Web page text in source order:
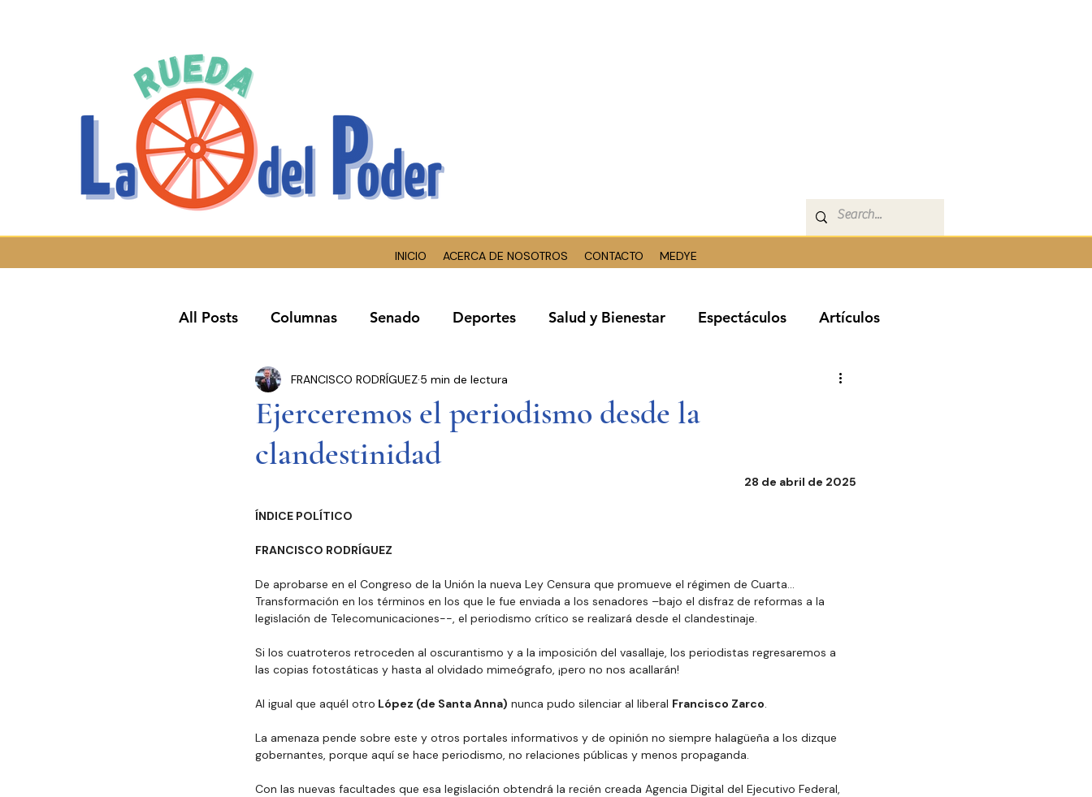
INICIO ACERCA DE NOSOTROS CONTACTO MEDYE
All Posts Columnas Senado Deportes Salud y Bienestar Espectáculos Artículos
Congreso Cdmx Presidencia Entrevistas
Seguridad Pública Ciudad de México
Estados y Municipios
Ejerceremos el periodismo desde la
clandestinidad
FRANCISCO RODRÍGUEZ 5 min de lectura
28 de abril de 2025
ÍNDICE POLÍTICO
FRANCISCO RODRÍGUEZ
De aprobarse en el Congreso de la Unión la nueva Ley Censura que promueve el régimen de Cuarta…
Transformación en los términos en los que le fue enviada a los senadores –bajo el disfraz de reformas a la
legislación de Telecomunicaciones--, el periodismo crítico se realizará desde el clandestinaje.
Si los cuatroteros retroceden al oscurantismo y a la imposición del vasallaje, los periodistas regresaremos a
las copias fotostáticas y hasta al olvidado mimeógrafo, ¡pero no nos acallarán!
Al igual que aquél otro López (de Santa Anna) nunca pudo silenciar al liberal Francisco Zarco.
La amenaza pende sobre este y otros portales informativos y de opinión no siempre halagüeña a los dizque
gobernantes, porque aquí se hace periodismo, no relaciones públicas y menos propaganda.
Con las nuevas facultades que esa legislación obtendrá la recién creada Agencia Digital del Ejecutivo Federal,